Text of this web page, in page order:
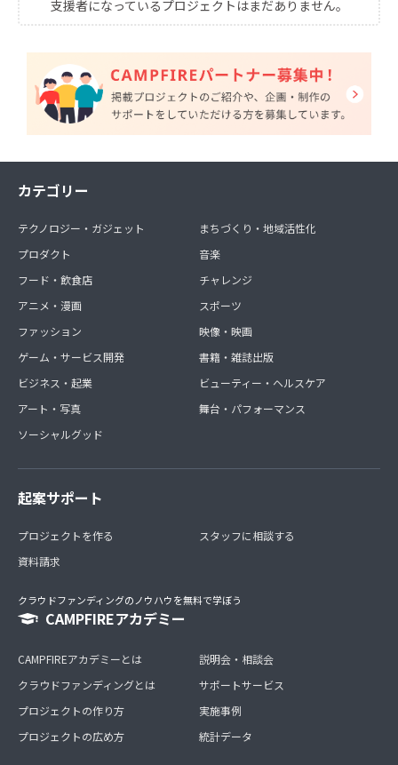
支援者になっているプロジェクトはまだありません。
カテゴリー
テクノロジー・ガジェット
プロダクト
フード・飲食店
アニメ・漫画
ファッション
ゲーム・サービス開発
ビジネス・起業
アート・写真
ソーシャルグッド
まちづくり・地域活性化
音楽
チャレンジ
スポーツ
映像・映画
書籍・雑誌出版
ビューティー・ヘルスケア
舞台・パフォーマンス
起案サポート
プロジェクトを作る
資料請求
スタッフに相談する
クラウドファンディングのノウハウを無料で学ぼう
CAMPFIREアカデミー
CAMPFIREアカデミーとは
クラウドファンディングとは
プロジェクトの作り方
プロジェクトの広め方
説明会・相談会
サポートサービス
実施事例
統計データ